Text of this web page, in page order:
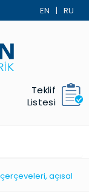
EN | RU
Teklif
Listesi
açısal